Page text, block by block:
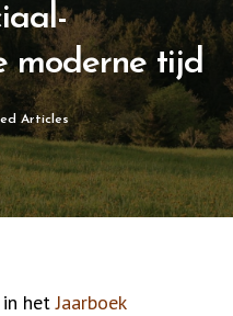
moderne tijd
Articles
in hetJaarboek